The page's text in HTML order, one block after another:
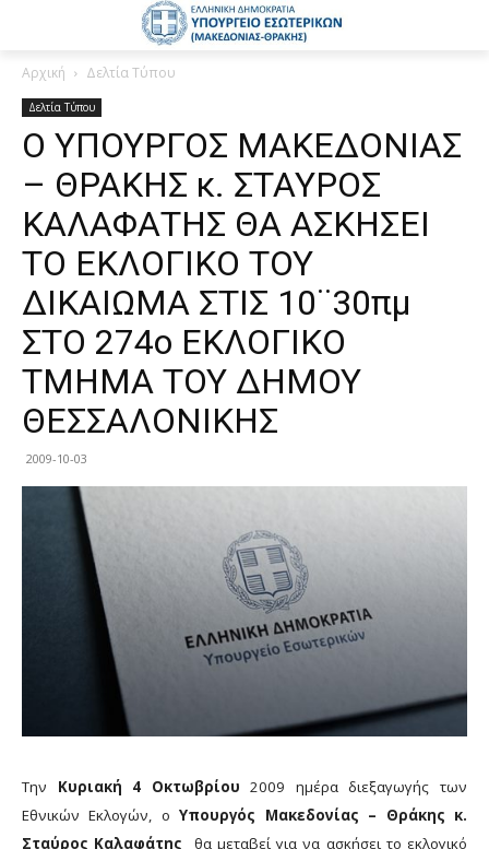
Αρχική Δελτία Τύπου
Δελτία Τύπου
Ο ΥΠΟΥΡΓΟΣ ΜΑΚΕΔΟΝΙΑΣ
– ΘΡΑΚΗΣ κ. ΣΤΑΥΡΟΣ
ΚΑΛΑΦΑΤΗΣ ΘΑ ΑΣΚΗΣΕΙ
ΤΟ ΕΚΛΟΓΙΚΟ ΤΟΥ
ΔΙΚΑΙΩΜΑ ΣΤΙΣ 10¨30πμ
ΣΤΟ 274ο ΕΚΛΟΓΙΚΟ
ΤΜΗΜΑ ΤΟΥ ΔΗΜΟΥ
ΘΕΣΣΑΛΟΝΙΚΗΣ
2009-10-03
Την Κυριακή 4 Οκτωβρίου2009 ημέρα διεξαγωγής των
Εθνικών Εκλογών, οΥπουργός Μακεδονίας – Θράκης κ.
Σταύρος Καλαφάτης θα μεταβεί για να ασκήσει το εκλογικό